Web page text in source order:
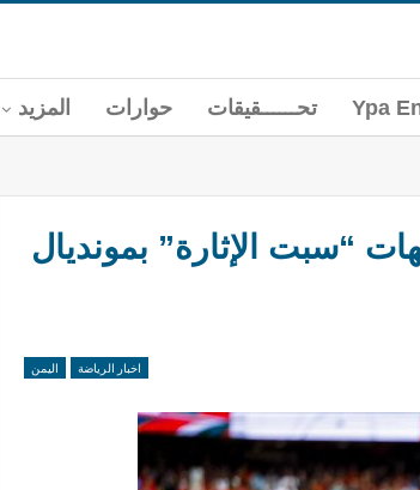
Ypa تحــــــقيقات حوارات المزيد
في مواجهات “سبت الإثارة” بمونديال
اخبار الرياضة اليمن